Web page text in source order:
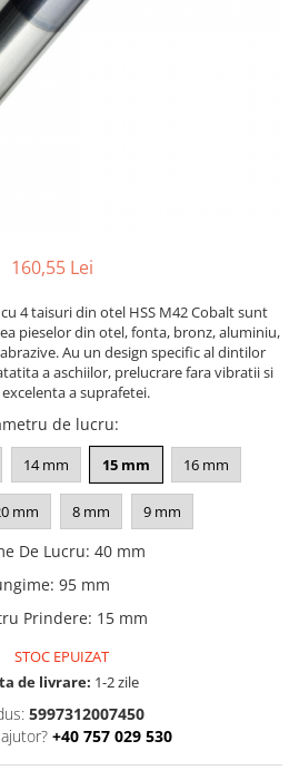
160,55 Lei
4 taisuri din otel HSS M42 Cobalt sunt
pieselor din otel, fonta, bronz, aluminiu,
Au un design specific al dintilor
a aschiilor, prelucrare fara vibratii si
a suprafetei.
de lucru:
14 mm 15 mm 16 mm
mm 8 mm 9 mm
De Lucru: 40 mm
: 95 mm
Prindere: 15 mm
STOC EPUIZAT
de livrare: 1-2 zile
5997312007450
+40 757 029 530